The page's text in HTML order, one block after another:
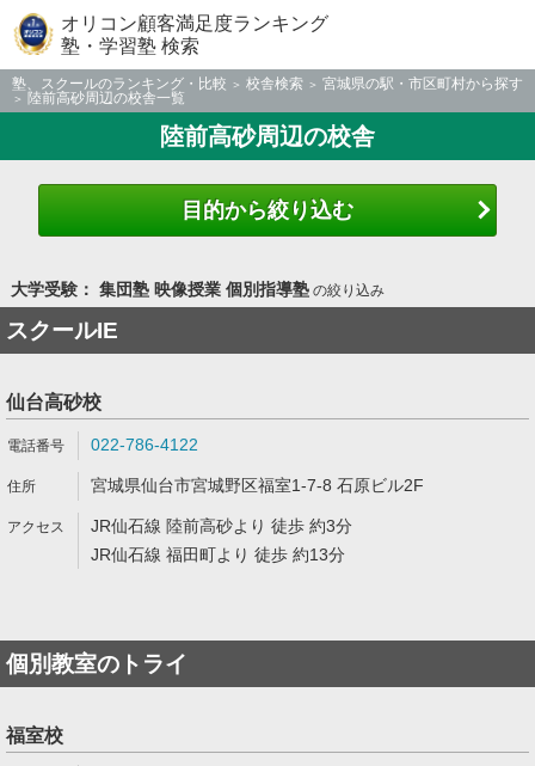
オリコン顧客満足度ランキング
塾・学習塾 検索
塾、スクールのランキング・比較 校舎検索
宮城県の駅・市区町村から探す
陸前高砂周辺の校舎一覧
陸前高砂周辺の校舎
目的から絞り込む
大学受験： 集団塾 映像授業 個別指導塾の絞り込み
スクールIE
仙台高砂校
022-786-4122
宮城県仙台市宮城野区福室1-7-8 石原ビル2F
JR仙石線 陸前高砂より 徒歩 約3分
JR仙石線 福田町より 徒歩 約13分
個別教室のトライ
福室校